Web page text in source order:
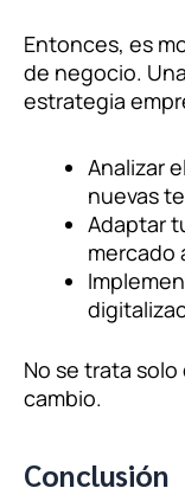
Entonces, es
de negocio.
estrategia
Analizar
nuevas
Adaptar
mercado
No se trata
cambio.
Conclusión